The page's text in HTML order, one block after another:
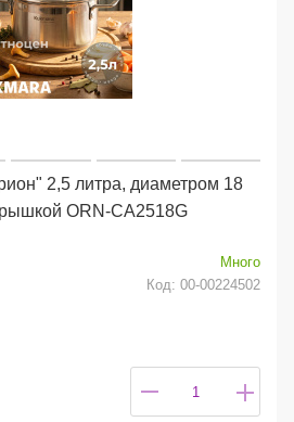
2,5 литра, диаметром 18
ORN-CA2518G
Много
Код: 00-00224502